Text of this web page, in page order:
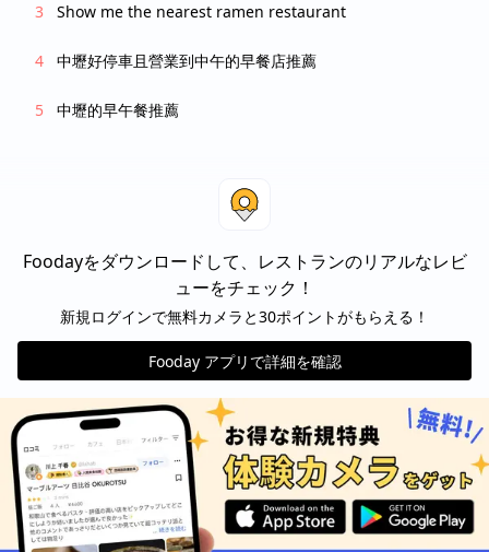
Show me the nearest ramen restaurant
中壢好停車且營業到中午的早餐店推薦
中壢的早午餐推薦
Foodayをダウンロードして、レストランのリアルなレビ
ューをチェック！
新規ログインで無料カメラと30ポイントがもらえる！
Fooday アプリで詳細を確認